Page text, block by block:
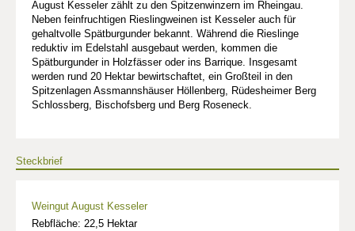
August Kesseler zählt zu den Spitzenwinzern im Rheingau.
Neben feinfruchtigen Rieslingweinen ist Kesseler auch für
gehaltvolle Spätburgunder bekannt. Während die Rieslinge
reduktiv im Edelstahl ausgebaut werden, kommen die
Spätburgunder in Holzfässer oder ins Barrique. Insgesamt
werden rund 20 Hektar bewirtschaftet, ein Großteil in den
Spitzenlagen Assmannshäuser Höllenberg, Rüdesheimer Berg
Schlossberg, Bischofsberg und Berg Roseneck.
Steckbrief
Weingut August Kesseler
Rebfläche: 22,5 Hektar